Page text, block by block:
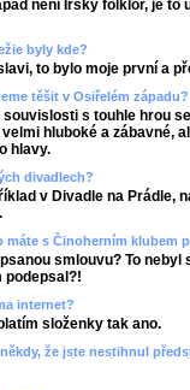
není Irský folklór, je to
byly kde?
to bylo moje první a
těšit v Osiřelém západu?
s touhle hrou
hluboké a zábavné,
hlavy.
divadlech?
v Divadle na Prádle,
máte s Činoherním klubem
smlouvu? To
podepsal?!
internet?
složenky tak ano.
že jste nestihnul